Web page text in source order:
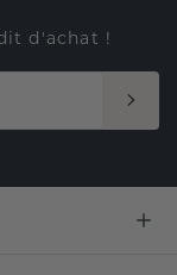
d'achat !